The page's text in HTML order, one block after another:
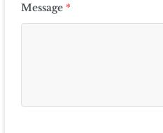
Message *